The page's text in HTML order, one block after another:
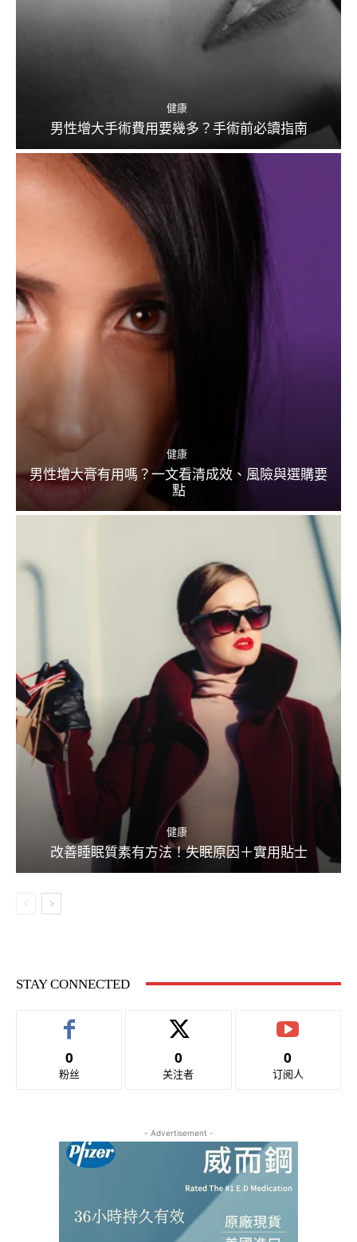
健康
男性增大手術費用要幾多？手術前必讀指南
健康
男性增大膏有用嗎？一文看清成效、風險與選購要
點
健康
改善睡眠質素有方法！失眠原因＋實用貼士
STAY CONNECTED
0
粉丝
0
关注者
0
订阅人
- Advertisement -